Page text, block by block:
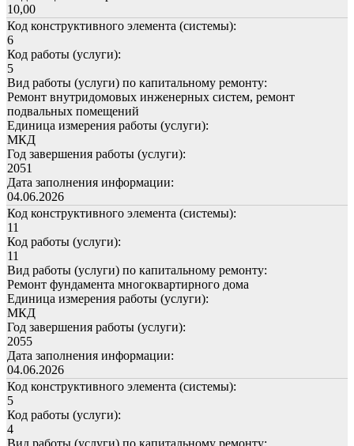
10,00
Код конструктивного элемента (системы):
6
Код работы (услуги):
5
Вид работы (услуги) по капитальному ремонту:
Ремонт внутридомовых инженерных систем, ремонт
подвальных помещений
Единица измерения работы (услуги):
МКД
Год завершения работы (услуги):
2051
Дата заполнения информации:
04.06.2026
Код конструктивного элемента (системы):
11
Код работы (услуги):
11
Вид работы (услуги) по капитальному ремонту:
Ремонт фундамента многоквартирного дома
Единица измерения работы (услуги):
МКД
Год завершения работы (услуги):
2055
Дата заполнения информации:
04.06.2026
Код конструктивного элемента (системы):
5
Код работы (услуги):
4
Вид работы (услуги) по капитальному ремонту: